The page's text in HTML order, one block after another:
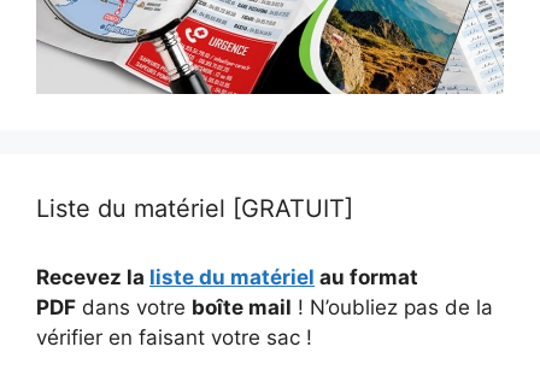
Liste du matériel [GRATUIT]
Recevez la liste du matériel au format
PDF dans votre boîte mail ! N’oubliez pas de la
vérifier en faisant votre sac !